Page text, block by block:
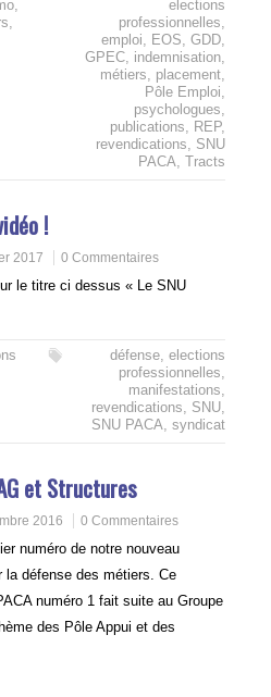
,
elections
professionnelles,
emploi, EOS, GDD,
GPEC, indemnisation,
métiers, placement,
Pôle Emploi,
psychologues,
publications, REP,
revendications, SNU
PACA, Tracts
!
2017 0 Commentaires
le titre ci dessus « Le SNU
défense, elections
professionnelles,
manifestations,
revendications, SNU,
SNU PACA, syndicat
et Structures
2016 0 Commentaires
numéro de notre nouveau
la défense des métiers. Ce
numéro 1 fait suite au Groupe
des Pôle Appui et des